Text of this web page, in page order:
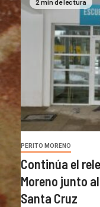
PERITO MORENO
Continúa el
Moreno junto
Santa Cruz